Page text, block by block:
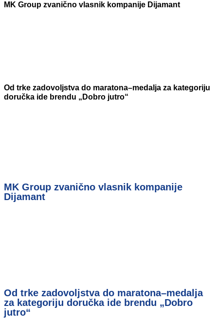
MK Group zvanično vlasnik kompanije Dijamant
Od trke zadovoljstva do maratona–medalja za kategoriju
doručka ide brendu „Dobro jutro“
MK Group zvanično vlasnik kompanije
Dijamant
Od trke zadovoljstva do maratona–medalja
za kategoriju doručka ide brendu „Dobro
jutro“